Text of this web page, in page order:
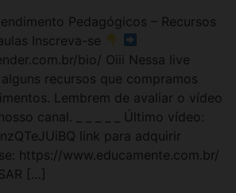
Pedagógicos – Recursos
Inscreva-se
bio/ Oiii Nessa live
recursos que compramos
Lembrem de avaliar o vídeo
canal. _ _ _ _ _ Último vídeo:
link para adquirir
https://www.educamente.com.br/
[…]